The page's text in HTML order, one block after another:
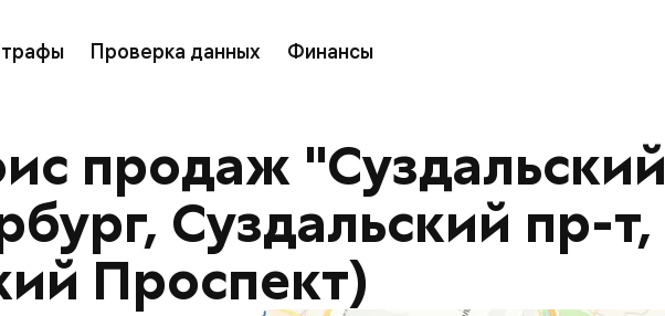
Проверка данных Финансы
продаж
Суздальский пр-т,
Проспект)